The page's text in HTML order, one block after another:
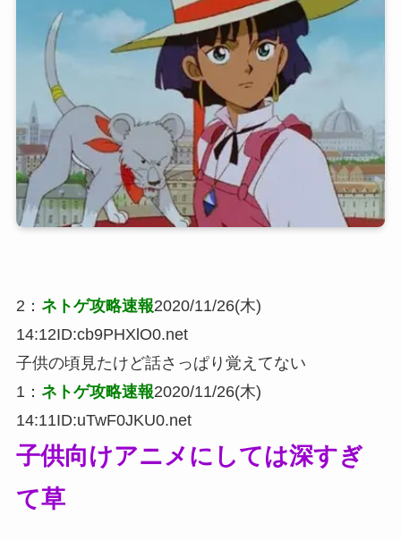
2： ネトゲ攻略速報2020/11/26(木)
14:12ID:cb9PHXlO0.net
子供の頃見たけど話さっぱり覚えてない
1： ネトゲ攻略速報2020/11/26(木)
14:11ID:uTwF0JKU0.net
子供向けアニメにしては深すぎ
て草